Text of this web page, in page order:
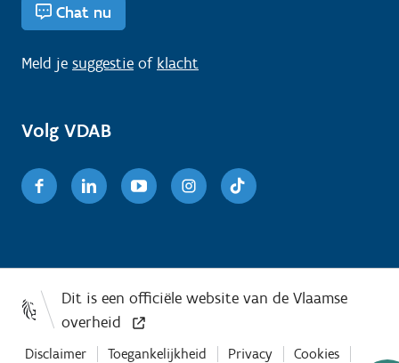
Chat nu
Meld je suggestie of klacht
Volg VDAB
FacebookLinkedinYoutubeInstagram
Disclaimer Toegankelijkheid Privacy Cookies